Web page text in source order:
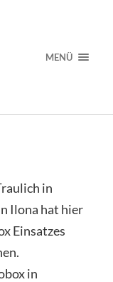
MENÜ
in
Ilona hat hier
Einsatzes
in